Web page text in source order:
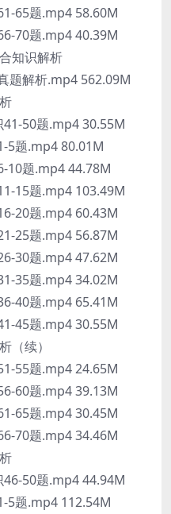
65题.mp4 58.60M
70题.mp4 40.39M
知识解析
题解析.mp4 562.09M
50题.mp4 30.55M
题.mp4 80.01M
题.mp4 44.78M
15题.mp4 103.49M
20题.mp4 60.43M
25题.mp4 56.87M
30题.mp4 47.62M
35题.mp4 34.02M
40题.mp4 65.41M
45题.mp4 30.55M
（续）
55题.mp4 24.65M
60题.mp4 39.13M
65题.mp4 30.45M
70题.mp4 34.46M
50题.mp4 44.94M
题.mp4 112.54M